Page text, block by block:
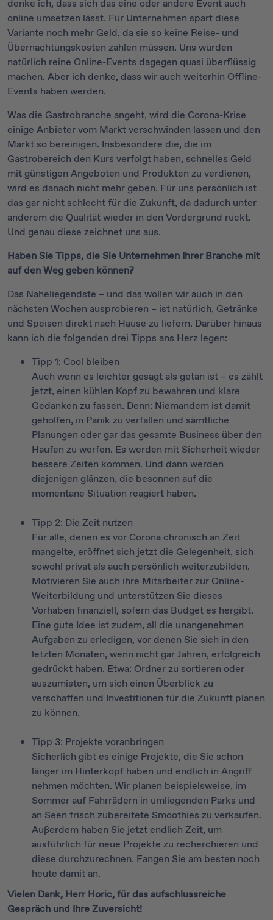
denke ich, dass sich das eine oder andere Event auch
online umsetzen lässt. Für Unternehmen spart diese
Variante noch mehr Geld, da sie so keine Reise- und
Übernachtungskosten zahlen müssen. Uns würden
natürlich reine Online-Events dagegen quasi überflüssig
machen. Aber ich denke, dass wir auch weiterhin Offline-
Events haben werden.
Was die Gastrobranche angeht, wird die Corona-Krise
einige Anbieter vom Markt verschwinden lassen und den
Markt so bereinigen. Insbesondere die, die im
Gastrobereich den Kurs verfolgt haben, schnelles Geld
mit günstigen Angeboten und Produkten zu verdienen,
wird es danach nicht mehr geben. Für uns persönlich ist
das gar nicht schlecht für die Zukunft, da dadurch unter
anderem die Qualität wieder in den Vordergrund rückt.
Und genau diese zeichnet uns aus.
Haben Sie Tipps, die Sie Unternehmen Ihrer Branche mit
auf den Weg geben können?
Das Naheliegendste – und das wollen wir auch in den
nächsten Wochen ausprobieren – ist natürlich, Getränke
und Speisen direkt nach Hause zu liefern. Darüber hinaus
kann ich die folgenden drei Tipps ans Herz legen:
Tipp 1: Cool bleiben
Auch wenn es leichter gesagt als getan ist – es zählt
jetzt, einen kühlen Kopf zu bewahren und klare
Gedanken zu fassen. Denn: Niemandem ist damit
geholfen, in Panik zu verfallen und sämtliche
Planungen oder gar das gesamte Business über den
Haufen zu werfen. Es werden mit Sicherheit wieder
bessere Zeiten kommen. Und dann werden
diejenigen glänzen, die besonnen auf die
momentane Situation reagiert haben.
Tipp 2: Die Zeit nutzen
Für alle, denen es vor Corona chronisch an Zeit
mangelte, eröffnet sich jetzt die Gelegenheit, sich
sowohl privat als auch persönlich weiterzubilden.
Motivieren Sie auch ihre Mitarbeiter zur Online-
Weiterbildung und unterstützen Sie dieses
Vorhaben finanziell, sofern das Budget es hergibt.
Eine gute Idee ist zudem, all die unangenehmen
Aufgaben zu erledigen, vor denen Sie sich in den
letzten Monaten, wenn nicht gar Jahren, erfolgreich
gedrückt haben. Etwa: Ordner zu sortieren oder
auszumisten, um sich einen Überblick zu
verschaffen und Investitionen für die Zukunft planen
zu können.
Tipp 3: Projekte voranbringen
Sicherlich gibt es einige Projekte, die Sie schon
länger im Hinterkopf haben und endlich in Angriff
nehmen möchten. Wir planen beispielsweise, im
Sommer auf Fahrrädern in umliegenden Parks und
an Seen frisch zubereitete Smoothies zu verkaufen.
Außerdem haben Sie jetzt endlich Zeit, um
ausführlich für neue Projekte zu recherchieren und
diese durchzurechnen. Fangen Sie am besten noch
heute damit an.
Vielen Dank, Herr Horic, für das aufschlussreiche
Gespräch und Ihre Zuversicht!